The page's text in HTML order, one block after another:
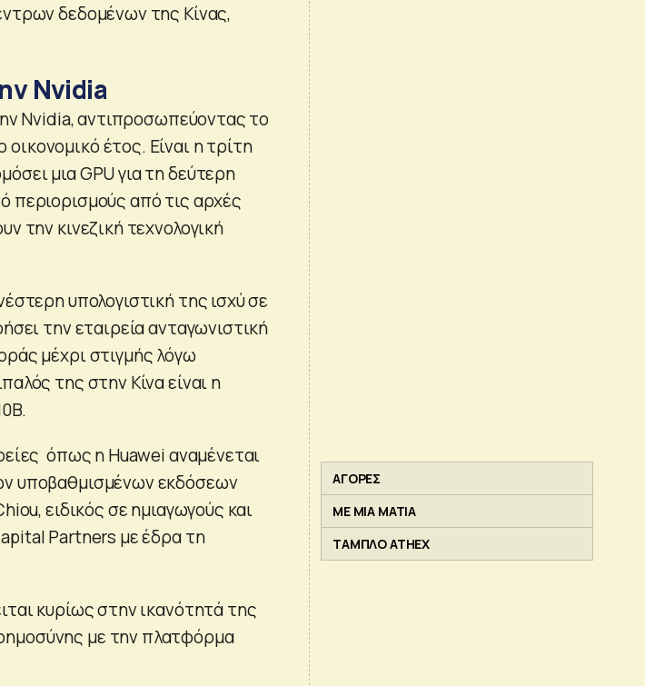
δεδομένων της Κίνας,
Nvidia
Nvidia, αντιπροσωπεύοντας το
έτος. Είναι η τρίτη
μια GPU για τη δεύτερη
περιορισμούς από τις αρχές
την κινεζική τεχνολογική
υπολογιστική της ισχύ σε
την εταιρεία ανταγωνιστική
μέχρι στιγμής λόγω
της στην Κίνα είναι η
όπως η Huawei αναμένεται
υποβαθμισμένων εκδόσεων
ειδικός σε ημιαγωγούς και
Partners με έδρα τη
κυρίως στην ικανότητά της
με την πλατφόρμα
ΑΓΟΡΕΣ
ΜΕ ΜΙΑ ΜΑΤΙΑ
ΤΑΜΠΛΟ ATHEX